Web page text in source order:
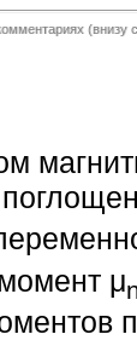
(внизу
μ